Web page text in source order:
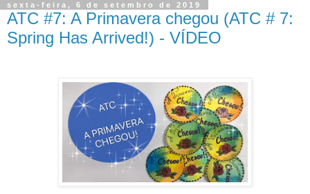
sexta-feira, 6 de setembro de 2019
ATC #7: A Primavera chegou (ATC # 7:
Spring Has Arrived!) - VÍDEO